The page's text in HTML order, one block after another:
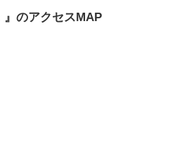
』のアクセスMAP